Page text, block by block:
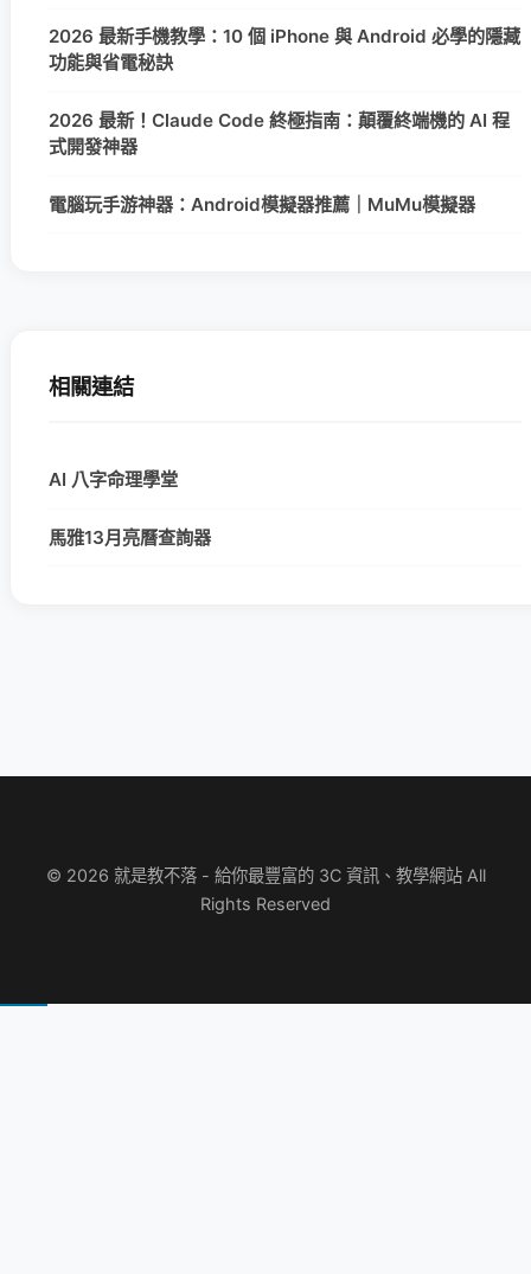
2026 最新手機教學：10 個 iPhone 與 Android 必學的隱藏
功能與省電秘訣
2026 最新！Claude Code 終極指南：顛覆終端機的 AI 程
式開發神器
電腦玩手游神器：Android模擬器推薦｜MuMu模擬器
相關連結
AI 八字命理學堂
馬雅13月亮曆查詢器
© 2026 就是教不落 - 給你最豐富的 3C 資訊、教學網站 All
Rights Reserved